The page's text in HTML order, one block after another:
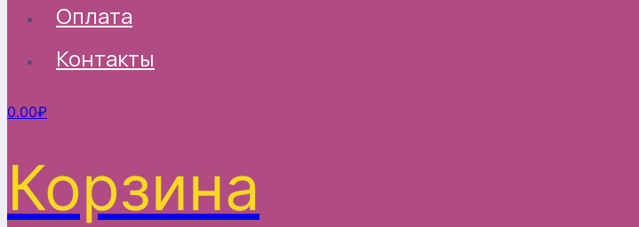
Оплата
Контакты
0.00₽
Корзина